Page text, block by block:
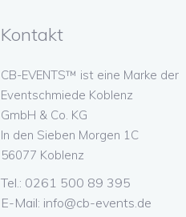
Kontakt
CB-EVENTS™ ist eine Marke der
Eventschmiede Koblenz
GmbH & Co. KG
In den Sieben Morgen 1C
56077 Koblenz
Tel.: 0261 500 89 395
E-Mail: info@cb-events.de